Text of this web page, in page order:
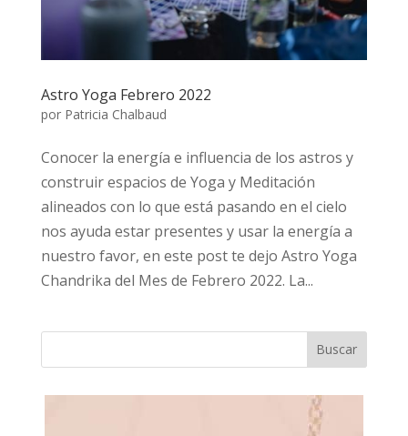
Astro Yoga Febrero 2022
por Patricia Chalbaud
Conocer la energía e influencia de los astros y
construir espacios de Yoga y Meditación
alineados con lo que está pasando en el cielo
nos ayuda estar presentes y usar la energía a
nuestro favor, en este post te dejo Astro Yoga
Chandrika del Mes de Febrero 2022. La...